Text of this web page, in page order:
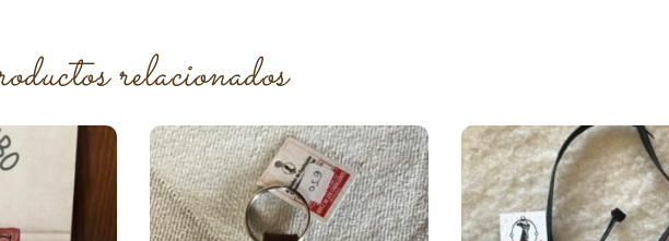
relacionados